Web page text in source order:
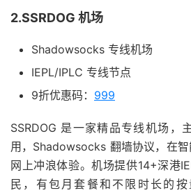
2.SSRDOG 机场
Shadowsocks 专线机场
IEPL/IPLC 专线节点
9折优惠码： 999
SSRDOG 是一家精品专线机场，
用，Shadowsocks 翻墙协议，在
网上冲浪体验。机场提供14+深港
民，有包月套餐和不限时长的按